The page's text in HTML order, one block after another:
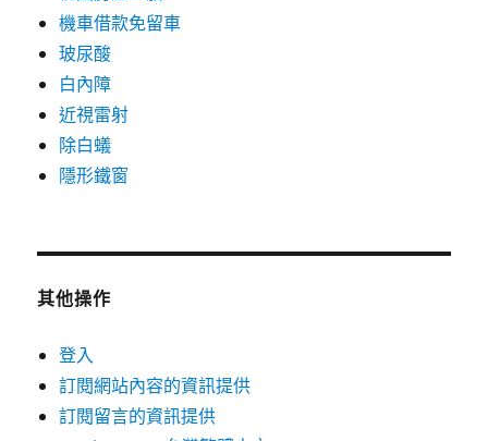
機車借款免留車
玻尿酸
白內障
近視雷射
除白蟻
隱形鐵窗
其他操作
登入
訂閱網站內容的資訊提供
訂閱留言的資訊提供